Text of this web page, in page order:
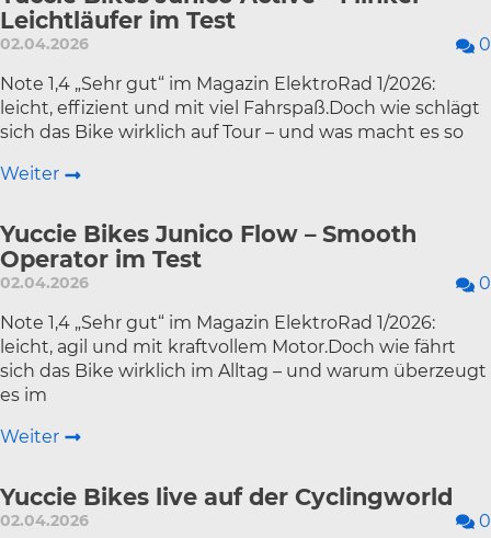
Leichtläufer im Test
02.04.2026 0
Note 1,4 „Sehr gut“ im Magazin ElektroRad 1/2026:
leicht, effizient und mit viel Fahrspaß.Doch wie schlägt
sich das Bike wirklich auf Tour – und was macht es so
Weiter
Yuccie Bikes Junico Flow – Smooth
Operator im Test
02.04.2026 0
Note 1,4 „Sehr gut“ im Magazin ElektroRad 1/2026:
leicht, agil und mit kraftvollem Motor.Doch wie fährt
sich das Bike wirklich im Alltag – und warum überzeugt
es im
Weiter
Yuccie Bikes live auf der Cyclingworld
02.04.2026 0